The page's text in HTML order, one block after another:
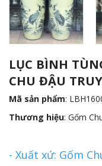
LỤC BÌNH
CHU ĐẬU
Mã sản phẩm:
Thương hiệu: Gốm
- Xuất xứ: Gốm